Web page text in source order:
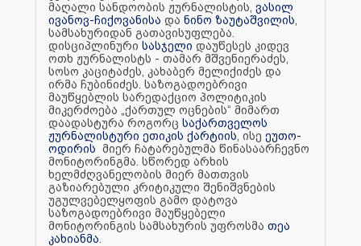
მაღალი სანდოობის ჟურნალისტის, ვასილ
ივანოვ-ჩიქოვანისა და ნინო ზაუტაშვილის
სამსახურიდან გათავისუფლება.
დისციპლინური სასჯელი დაუწესეს კიდევ
ოთხ ჟურნალისტს - თამარ მშვენიერაძეს,
სოსო კაციტაძეს, კახაბერ მელიქიძეს და
ირმა ჩუბინიძეს. საზოგადოებრივი
მაუწყებლის სარედაქციო პოლიტიკის
მიკერძოება „ქართულ ოცნების“ მიმართ
დაადასტურა როგორც საქართველოს
ჟურნალისტური ეთიკის ქარტიის , ისე ეუთო-
ოდირის მიერ ჩატარებულმა წინასაარჩევნო
მონიტორინგმა. სწორედ არხის
ხელმძღვანელობის მიერ მათთვის
გაზიარებული კრიტიკული შენიშვნების
უგულვებელყოფის გამო დატოვა
საზოგადოებრივი მაუწყებელი
მონიტორინგის სამსახურის უფროსმა თეა
კახიანმა